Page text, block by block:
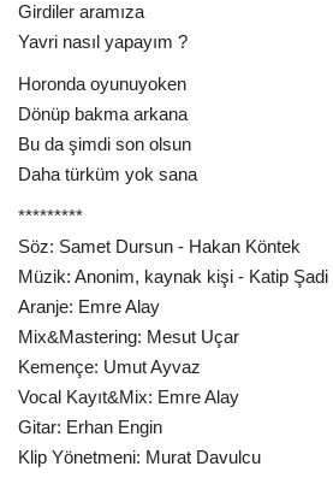
Girdiler aramıza
Yavri nasıl yapayım ?
Horonda oyunuyoken
Dönüp bakma arkana
Bu da şimdi son olsun
Daha türküm yok sana
*********
Söz: Samet Dursun - Hakan Köntek
Müzik: Anonim, kaynak kişi - Katip Şadi
Aranje: Emre Alay
Mix&Mastering: Mesut Uçar
Kemençe: Umut Ayvaz
Vocal Kayıt&Mix: Emre Alay
Gitar: Erhan Engin
Klip Yönetmeni: Murat Davulcu